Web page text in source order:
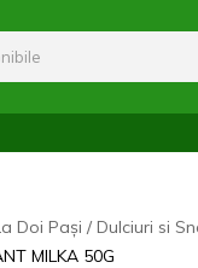
Doi Pași
Dulciuri si
MILKA 50G